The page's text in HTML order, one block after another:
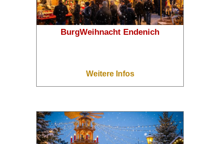
BurgWeihnacht Endenich
Weitere Infos
❄